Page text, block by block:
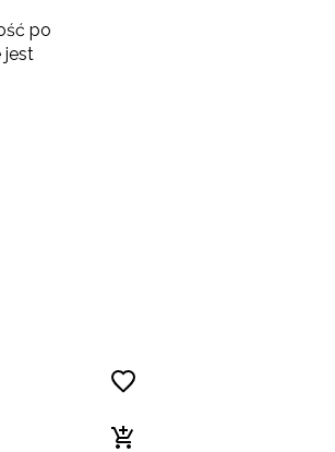
po
jest